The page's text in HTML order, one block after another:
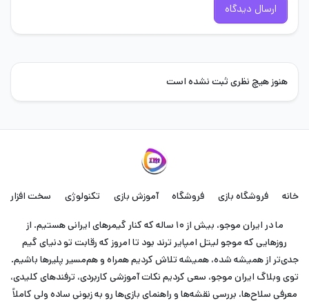
ارسال دیدگاه
هنوز هیچ نظری ثبت نشده است
خانه فروشگاه بازی فروشگاه آموزش بازی تکنولوژی سخت افزار
ما در ایران موجو، بیش از ۱۰ ساله که کنار گیمرهای ایرانی هستیم. از
روزهایی که موجو لیتل امپایر ترند بود تا امروز که رقابت تو دنیای گیم
جدی‌تر از همیشه شده، همیشه تلاش کردیم همراه و هم‌مسیر پلیرها باشیم.
توی وبلاگ ایران موجو، سعی کردیم نکات آموزشی کاربردی، ترفندهای کلیدی،
معرفی سلاح‌ها، بررسی نقشه‌ها و راهنمای بازی‌ها رو به زبونی ساده ولی کاملاً